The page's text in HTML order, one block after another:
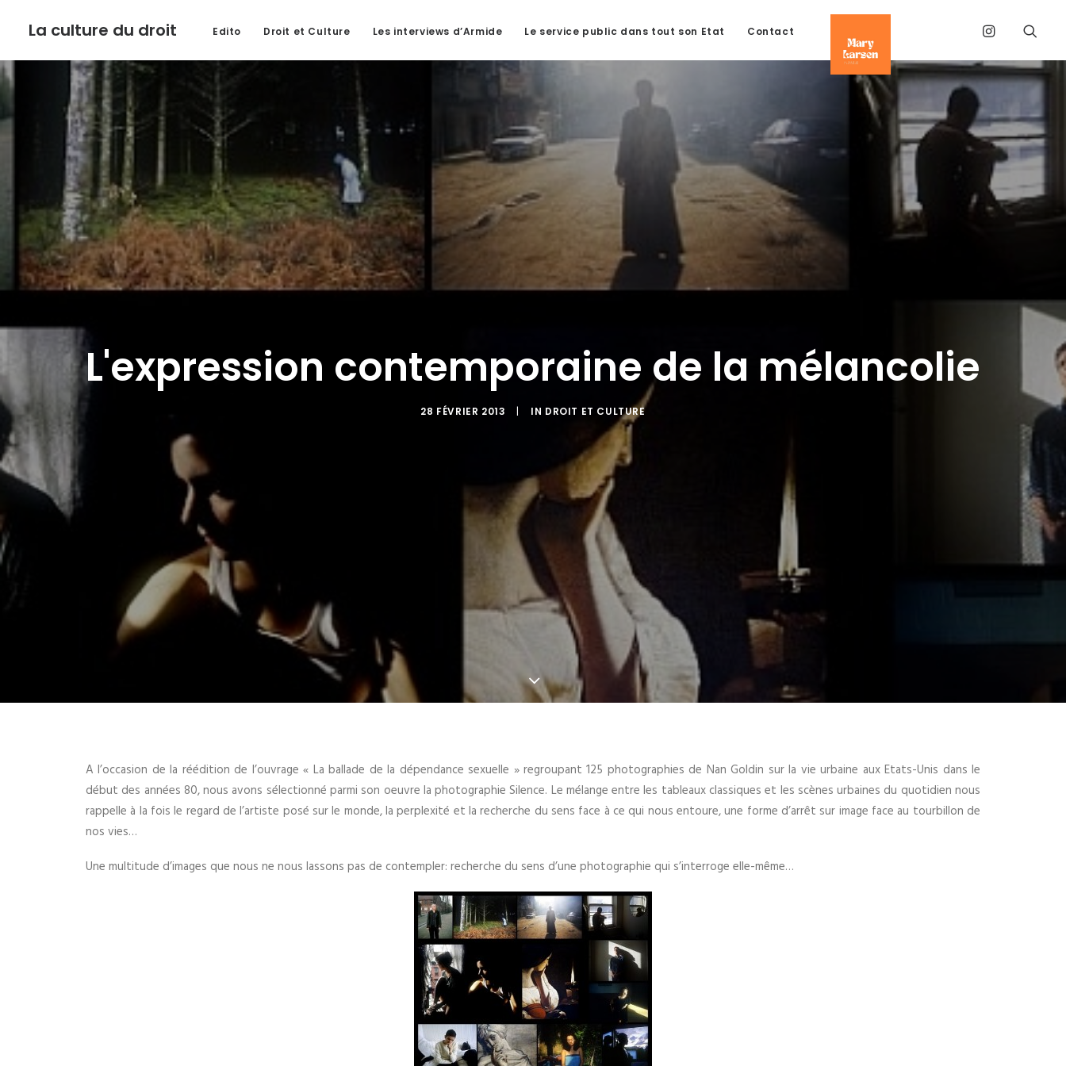
La culture du droit Edito Droit et Culture Les interviews d’Armide Le service public dans tout son Etat Contact
L'expression contemporaine de la mélancolie
28 FÉVRIER 2013 | IN DROIT ET CULTURE
A l’occasion de la réédition de l’ouvrage « La ballade de la dépendance sexuelle » regroupant 125 photographies de Nan Goldin sur la vie urbaine aux Etats-Unis dans le
début des années 80, nous avons sélectionné parmi son oeuvre la photographie Silence. Le mélange entre les tableaux classiques et les scènes urbaines du quotidien nous
rappelle à la fois le regard de l’artiste posé sur le monde, la perplexité et la recherche du sens face à ce qui nous entoure, une forme d’arrêt sur image face au tourbillon de
nos vies…
Une multitude d’images que nous ne nous lassons pas de contempler: recherche du sens d’une photographie qui s’interroge elle-même…